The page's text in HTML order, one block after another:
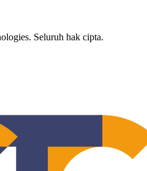
Seluruh hak cipta.